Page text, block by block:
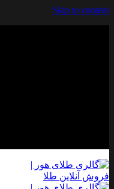
Skip to content